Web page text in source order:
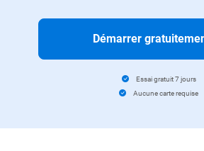
Démarrer
Essai gratuit 7 jours
Aucune carte requise